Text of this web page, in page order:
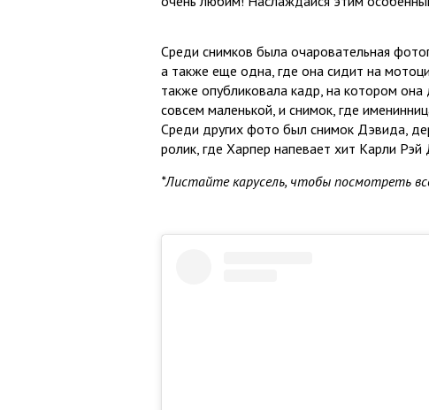
Среди снимков была очаровательная
а также еще одна, где она сидит на
также опубликовала кадр, на котором
совсем маленькой, и снимок, где
Среди других фото был снимок Дэвида,
ролик, где Харпер напевает хит Карли
*Листайте карусель, чтобы посмотреть